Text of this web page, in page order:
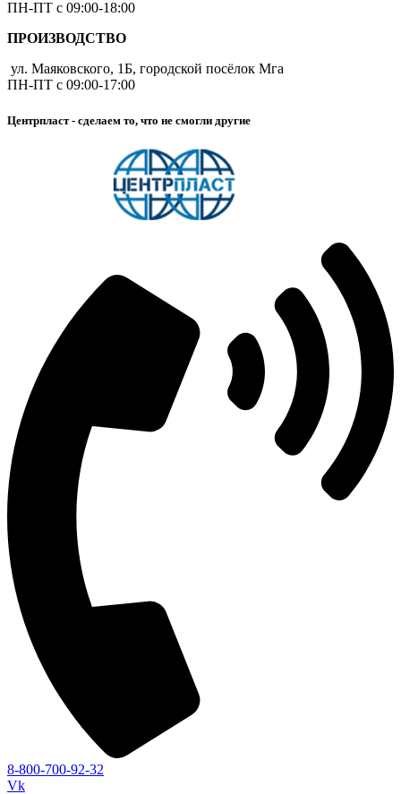
ПН-ПТ с 09:00-18:00
ПРОИЗВОДСТВО
ул. Маяковского, 1Б, городской посёлок Мга
ПН-ПТ с 09:00-17:00
Центрпласт - сделаем то, что не смогли другие
8-800-700-92-32
Vk